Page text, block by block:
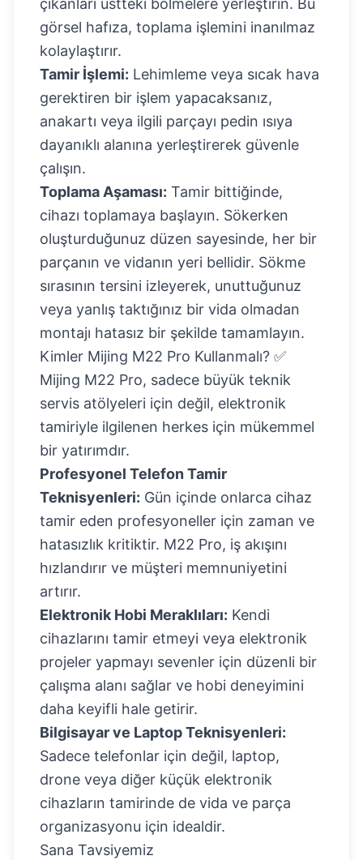
çıkanları üstteki bölmelere yerleştirin. Bu
görsel hafıza, toplama işlemini inanılmaz
kolaylaştırır.
Tamir İşlemi: Lehimleme veya sıcak hava
gerektiren bir işlem yapacaksanız,
anakartı veya ilgili parçayı pedin ısıya
dayanıklı alanına yerleştirerek güvenle
çalışın.
Toplama Aşaması: Tamir bittiğinde,
cihazı toplamaya başlayın. Sökerken
oluşturduğunuz düzen sayesinde, her bir
parçanın ve vidanın yeri bellidir. Sökme
sırasının tersini izleyerek, unuttuğunuz
veya yanlış taktığınız bir vida olmadan
montajı hatasız bir şekilde tamamlayın.
Kimler Mijing M22 Pro Kullanmalı? ✅
Mijing M22 Pro, sadece büyük teknik
servis atölyeleri için değil, elektronik
tamiriyle ilgilenen herkes için mükemmel
bir yatırımdır.
Profesyonel Telefon Tamir
Teknisyenleri: Gün içinde onlarca cihaz
tamir eden profesyoneller için zaman ve
hatasızlık kritiktir. M22 Pro, iş akışını
hızlandırır ve müşteri memnuniyetini
artırır.
Elektronik Hobi Meraklıları: Kendi
cihazlarını tamir etmeyi veya elektronik
projeler yapmayı sevenler için düzenli bir
çalışma alanı sağlar ve hobi deneyimini
daha keyifli hale getirir.
Bilgisayar ve Laptop Teknisyenleri:
Sadece telefonlar için değil, laptop,
drone veya diğer küçük elektronik
cihazların tamirinde de vida ve parça
organizasyonu için idealdir.
Sana Tavsiyemiz